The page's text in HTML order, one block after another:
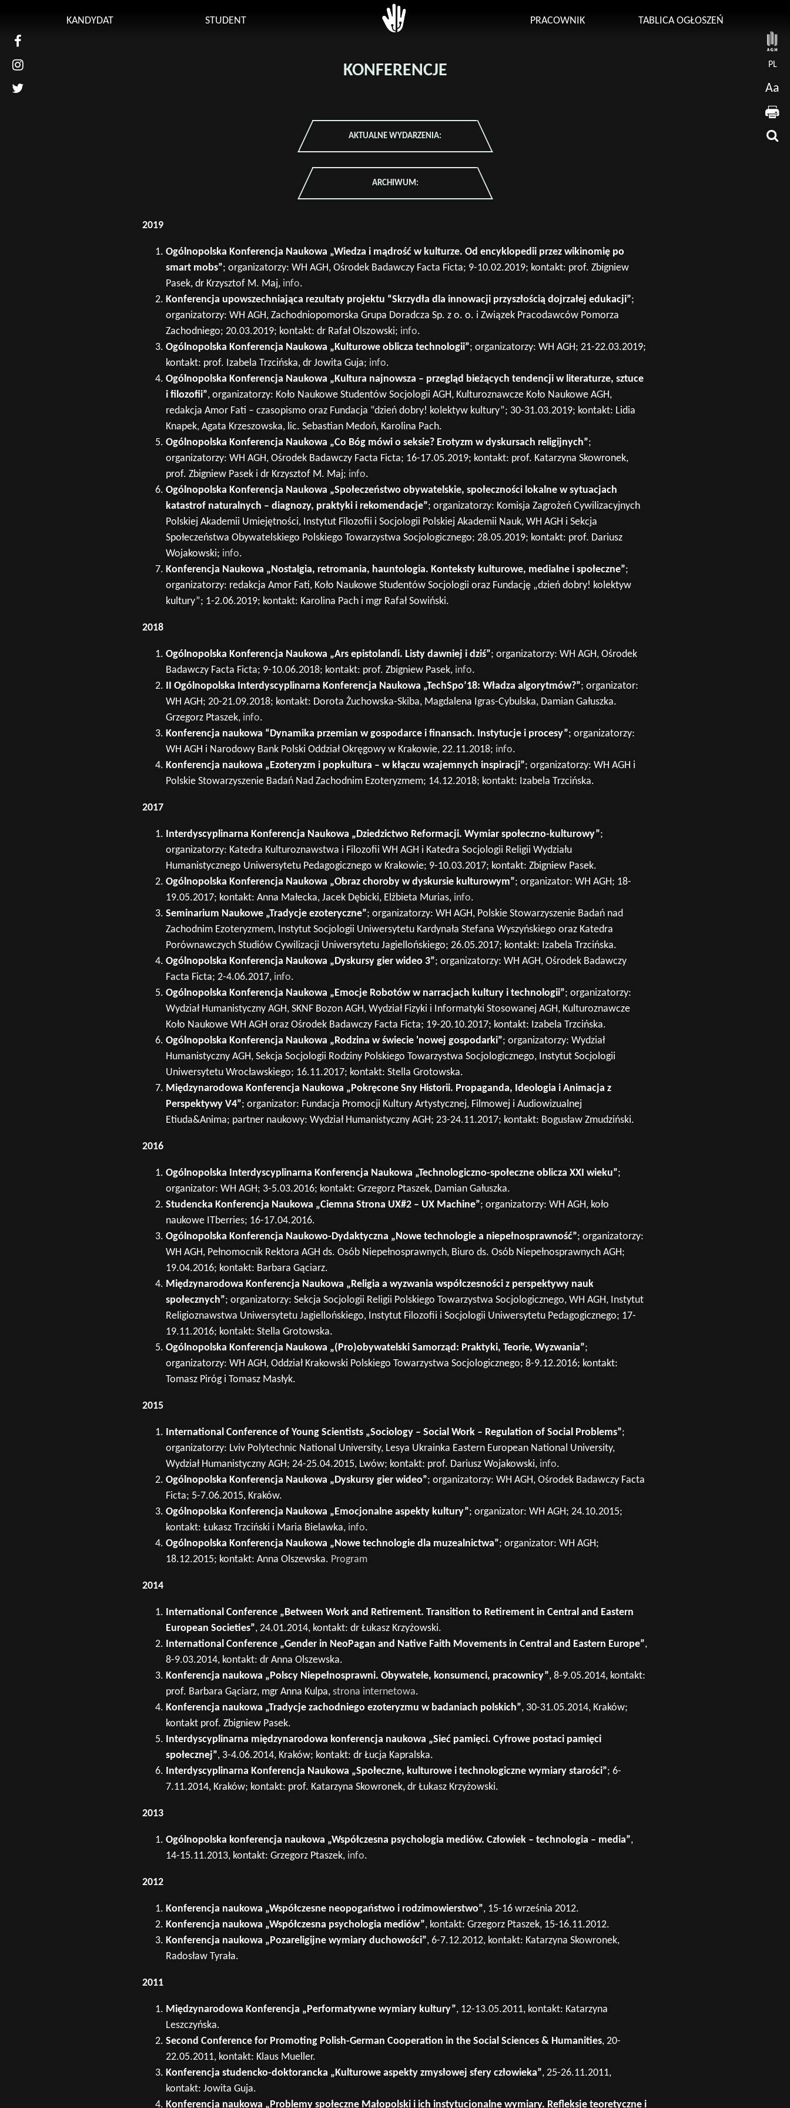
KANDYDAT STUDENT
Przedmiotów Obieralnych
Regulaminy i zarządzenia
Sylabus AGH
PRACOWNIK
Zaloguj
TABLICA OGŁOSZEŃ
PL
Aa
KONFERENCJE
AKTUALNE WYDARZENIA:
ARCHIWUM:
2019
Ogólnopolska Konferencja Naukowa „Wiedza i mądrość w kulturze. Od encyklopedii przez wikinomię po
smart mobs”; organizatorzy: WH AGH, Ośrodek Badawczy Facta Ficta; 9-10.02.2019; kontakt: prof. Zbigniew
Pasek, dr Krzysztof M. Maj, info.
Konferencja upowszechniająca rezultaty projektu “Skrzydła dla innowacji przyszłością dojrzałej edukacji”;
organizatorzy: WH AGH, Zachodniopomorska Grupa Doradcza Sp. z o. o. i Związek Pracodawców Pomorza
Zachodniego; 20.03.2019; kontakt: dr Rafał Olszowski; info.
Ogólnopolska Konferencja Naukowa „Kulturowe oblicza technologii”; organizatorzy: WH AGH; 21-22.03.2019;
kontakt: prof. Izabela Trzcińska, dr Jowita Guja; info.
Ogólnopolska Konferencja Naukowa „Kultura najnowsza – przegląd bieżących tendencji w literaturze, sztuce
i filozofii”, organizatorzy: Koło Naukowe Studentów Socjologii AGH, Kulturoznawcze Koło Naukowe AGH,
redakcja Amor Fati – czasopismo oraz Fundacja “dzień dobry! kolektyw kultury”; 30-31.03.2019; kontakt: Lidia
Knapek, Agata Krzeszowska, lic. Sebastian Medoń, Karolina Pach.
Ogólnopolska Konferencja Naukowa „Co Bóg mówi o seksie? Erotyzm w dyskursach religijnych”;
organizatorzy: WH AGH, Ośrodek Badawczy Facta Ficta; 16-17.05.2019; kontakt: prof. Katarzyna Skowronek,
prof. Zbigniew Pasek i dr Krzysztof M. Maj; info.
Ogólnopolska Konferencja Naukowa „Społeczeństwo obywatelskie, społeczności lokalne w sytuacjach
katastrof naturalnych – diagnozy, praktyki i rekomendacje”; organizatorzy: Komisja Zagrożeń Cywilizacyjnych
Polskiej Akademii Umiejętności, Instytut Filozofii i Socjologii Polskiej Akademii Nauk, WH AGH i Sekcja
Społeczeństwa Obywatelskiego Polskiego Towarzystwa Socjologicznego; 28.05.2019; kontakt: prof. Dariusz
Wojakowski; info.
Konferencja Naukowa „Nostalgia, retromania, hauntologia. Konteksty kulturowe, medialne i społeczne”;
organizatorzy: redakcja Amor Fati, Koło Naukowe Studentów Socjologii oraz Fundację „dzień dobry! kolektyw
kultury”; 1-2.06.2019; kontakt: Karolina Pach i mgr Rafał Sowiński.
2018
Ogólnopolska Konferencja Naukowa „Ars epistolandi. Listy dawniej i dziś”; organizatorzy: WH AGH, Ośrodek
Badawczy Facta Ficta; 9-10.06.2018; kontakt: prof. Zbigniew Pasek, info.
II Ogólnopolska Interdyscyplinarna Konferencja Naukowa „TechSpo’18: Władza algorytmów?”; organizator:
WH AGH; 20-21.09.2018; kontakt: Dorota Żuchowska-Skiba, Magdalena Igras-Cybulska, Damian Gałuszka.
Grzegorz Ptaszek, info.
Konferencja naukowa “Dynamika przemian w gospodarce i finansach. Instytucje i procesy”; organizatorzy:
WH AGH i Narodowy Bank Polski Oddział Okręgowy w Krakowie, 22.11.2018; info.
Konferencja naukowa „Ezoteryzm i popkultura – w kłączu wzajemnych inspiracji”; organizatorzy: WH AGH i
Polskie Stowarzyszenie Badań Nad Zachodnim Ezoteryzmem; 14.12.2018; kontakt: Izabela Trzcińska.
2017
Interdyscyplinarna Konferencja Naukowa „Dziedzictwo Reformacji. Wymiar społeczno-kulturowy”;
organizatorzy: Katedra Kulturoznawstwa i Filozofii WH AGH i Katedra Socjologii Religii Wydziału
Humanistycznego Uniwersytetu Pedagogicznego w Krakowie; 9-10.03.2017; kontakt: Zbigniew Pasek.
Ogólnopolska Konferencja Naukowa „Obraz choroby w dyskursie kulturowym”; organizator: WH AGH; 18-
19.05.2017; kontakt: Anna Małecka, Jacek Dębicki, Elżbieta Murias, info.
Seminarium Naukowe „Tradycje ezoteryczne”; organizatorzy: WH AGH, Polskie Stowarzyszenie Badań nad
Zachodnim Ezoteryzmem, Instytut Socjologii Uniwersytetu Kardynała Stefana Wyszyńskiego oraz Katedra
Porównawczych Studiów Cywilizacji Uniwersytetu Jagiellońskiego; 26.05.2017; kontakt: Izabela Trzcińska.
Ogólnopolska Konferencja Naukowa „Dyskursy gier wideo 3”; organizatorzy: WH AGH, Ośrodek Badawczy
Facta Ficta; 2-4.06.2017, info.
Ogólnopolska Konferencja Naukowa „Emocje Robotów w narracjach kultury i technologii”; organizatorzy:
Wydział Humanistyczny AGH, SKNF Bozon AGH, Wydział Fizyki i Informatyki Stosowanej AGH, Kulturoznawcze
Koło Naukowe WH AGH oraz Ośrodek Badawczy Facta Ficta; 19-20.10.2017; kontakt: Izabela Trzcińska.
Ogólnopolska Konferencja Naukowa „Rodzina w świecie 'nowej gospodarki”; organizatorzy: Wydział
Humanistyczny AGH, Sekcja Socjologii Rodziny Polskiego Towarzystwa Socjologicznego, Instytut Socjologii
Uniwersytetu Wrocławskiego; 16.11.2017; kontakt: Stella Grotowska.
Międzynarodowa Konferencja Naukowa „Pokręcone Sny Historii. Propaganda, Ideologia i Animacja z
Perspektywy V4”; organizator: Fundacja Promocji Kultury Artystycznej, Filmowej i Audiowizualnej
Etiuda&Anima; partner naukowy: Wydział Humanistyczny AGH; 23-24.11.2017; kontakt: Bogusław Zmudziński.
2016
Ogólnopolska Interdyscyplinarna Konferencja Naukowa „Technologiczno-społeczne oblicza XXI wieku”;
organizator: WH AGH; 3-5.03.2016; kontakt: Grzegorz Ptaszek, Damian Gałuszka.
Studencka Konferencja Naukowa „Ciemna Strona UX#2 – UX Machine”; organizatorzy: WH AGH, koło
naukowe ITberries; 16-17.04.2016.
Ogólnopolska Konferencja Naukowo-Dydaktyczna „Nowe technologie a niepełnosprawność”; organizatorzy:
WH AGH, Pełnomocnik Rektora AGH ds. Osób Niepełnosprawnych, Biuro ds. Osób Niepełnosprawnych AGH;
19.04.2016; kontakt: Barbara Gąciarz.
Międzynarodowa Konferencja Naukowa „Religia a wyzwania współczesności z perspektywy nauk
społecznych”; organizatorzy: Sekcja Socjologii Religii Polskiego Towarzystwa Socjologicznego, WH AGH, Instytut
Religioznawstwa Uniwersytetu Jagiellońskiego, Instytut Filozofii i Socjologii Uniwersytetu Pedagogicznego; 17-
19.11.2016; kontakt: Stella Grotowska.
Ogólnopolska Konferencja Naukowa „(Pro)obywatelski Samorząd: Praktyki, Teorie, Wyzwania”;
organizatorzy: WH AGH, Oddział Krakowski Polskiego Towarzystwa Socjologicznego; 8-9.12.2016; kontakt:
Tomasz Piróg i Tomasz Masłyk.
2015
International Conference of Young Scientists „Sociology – Social Work – Regulation of Social Problems”;
organizatorzy: Lviv Polytechnic National University, Lesya Ukrainka Eastern European National University,
Wydział Humanistyczny AGH; 24-25.04.2015, Lwów; kontakt: prof. Dariusz Wojakowski, info.
Ogólnopolska Konferencja Naukowa „Dyskursy gier wideo”; organizatorzy: WH AGH, Ośrodek Badawczy Facta
Ficta; 5-7.06.2015, Kraków.
Ogólnopolska Konferencja Naukowa „Emocjonalne aspekty kultury”; organizator: WH AGH; 24.10.2015;
kontakt: Łukasz Trzciński i Maria Bielawka, info.
Ogólnopolska Konferencja Naukowa „Nowe technologie dla muzealnictwa”; organizator: WH AGH;
18.12.2015; kontakt: Anna Olszewska. Program
2014
International Conference „Between Work and Retirement. Transition to Retirement in Central and Eastern
European Societies”, 24.01.2014, kontakt: dr Łukasz Krzyżowski.
International Conference „Gender in NeoPagan and Native Faith Movements in Central and Eastern Europe”,
8-9.03.2014, kontakt: dr Anna Olszewska.
Konferencja naukowa „Polscy Niepełnosprawni. Obywatele, konsumenci, pracownicy”, 8-9.05.2014, kontakt:
prof. Barbara Gąciarz, mgr Anna Kulpa, strona internetowa.
Konferencja naukowa „Tradycje zachodniego ezoteryzmu w badaniach polskich”, 30-31.05.2014, Kraków;
kontakt prof. Zbigniew Pasek.
Interdyscyplinarna międzynarodowa konferencja naukowa „Sieć pamięci. Cyfrowe postaci pamięci
społecznej”, 3-4.06.2014, Kraków; kontakt: dr Łucja Kapralska.
Interdyscyplinarna Konferencja Naukowa „Społeczne, kulturowe i technologiczne wymiary starości”; 6-
7.11.2014, Kraków; kontakt: prof. Katarzyna Skowronek, dr Łukasz Krzyżowski.
2013
Ogólnopolska konferencja naukowa „Współczesna psychologia mediów. Człowiek – technologia – media”,
14-15.11.2013, kontakt: Grzegorz Ptaszek, info.
2012
Konferencja naukowa „Współczesne neopogaństwo i rodzimowierstwo”, 15-16 września 2012.
Konferencja naukowa „Współczesna psychologia mediów”, kontakt: Grzegorz Ptaszek, 15-16.11.2012.
Konferencja naukowa „Pozareligijne wymiary duchowości”, 6-7.12.2012, kontakt: Katarzyna Skowronek,
Radosław Tyrała.
2011
Międzynarodowa Konferencja „Performatywne wymiary kultury”, 12-13.05.2011, kontakt: Katarzyna
Leszczyńska.
Second Conference for Promoting Polish-German Cooperation in the Social Sciences & Humanities, 20-
22.05.2011, kontakt: Klaus Mueller.
Konferencja studencko-doktorancka „Kulturowe aspekty zmysłowej sfery człowieka”, 25-26.11.2011,
kontakt: Jowita Guja.
Konferencja naukowa „Problemy społeczne Małopolski i ich instytucjonalne wymiary. Refleksje teoretyczne i
Wyszukaj na stronie: